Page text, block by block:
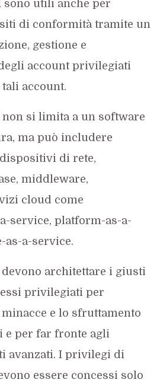
sono utili anche per
di conformità tramite un
gestione e
account privilegiati
tali account.
non si limita a un software
ma può includere
di rete,
middleware,
cloud come
service, platform-as-a-
as-a-service.
architettare i giusti
privilegiati per
e lo sfruttamento
e per far fronte agli
avanzati. I privilegi di
essere concessi solo